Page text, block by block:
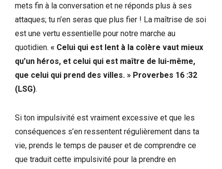
mets fin à la conversation et ne réponds plus à ses
attaques; tu n’en seras que plus fier ! La maîtrise de soi
est une vertu essentielle pour notre marche au
quotidien. « Celui qui est lent à la colère vaut mieux
qu’un héros, et celui qui est maître de lui-même,
que celui qui prend des villes. » Proverbes 16 :32
(LSG).
Si ton impulsivité est vraiment excessive et que les
conséquences s’en ressentent régulièrement dans ta
vie, prends le temps de pauser et de comprendre ce
que traduit cette impulsivité pour la prendre en